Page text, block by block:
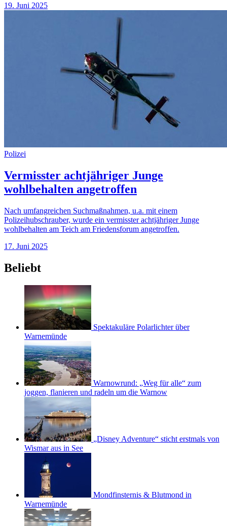
19. Juni 2025
Polizei
Vermisster achtjähriger Junge
wohlbehalten angetroffen
Nach umfangreichen Suchmaßnahmen, u.a. mit einem
Polizeihubschrauber, wurde ein vermisster achtjähriger Junge
wohlbehalten am Teich am Friedensforum angetroffen.
17. Juni 2025
Beliebt
Spektakuläre Polarlichter über
Warnemünde
Warnowrund: „Weg für alle“ zum
joggen, flanieren und radeln um die Warnow
„Disney Adventure“ sticht erstmals von
Wismar aus in See
Mondfinsternis & Blutmond in
Warnemünde